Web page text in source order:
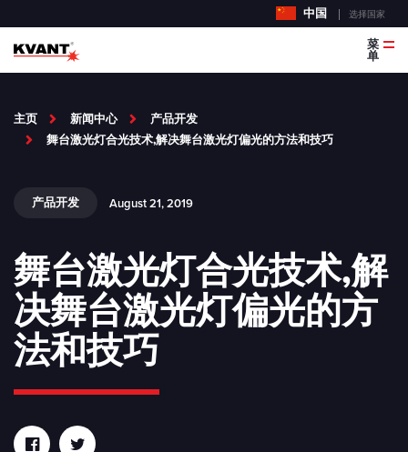
中国 选择国家
菜
单
主页 新闻中心
产品开发
舞台激光灯合光技术,解决舞台激光灯偏光的方法和技巧
产品开发 August 21, 2019
舞台激光灯合光技术,解
决舞台激光灯偏光的方
法和技巧